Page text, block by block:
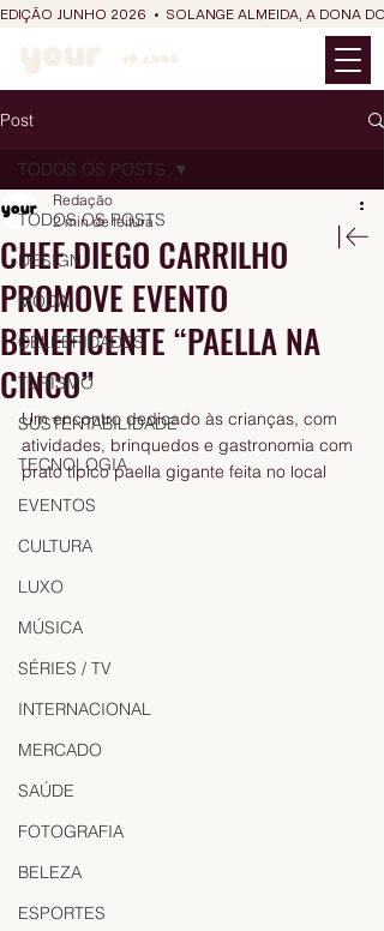
EDIÇÃO JUNHO 2026  •  SOLANGE ALMEIDA, A DONA
Post
TODOS OS POSTS
DESIGN
MODA
CELEBRIDADES
TURISMO
SUSTENTABILIDADE
TECNOLOGIA
EVENTOS
CULTURA
LUXO
MÚSICA
SÉRIES / TV
INTERNACIONAL
MERCADO
SAÚDE
FOTOGRAFIA
BELEZA
ESPORTES
TODOS OS POSTS
CHEF DIEGO CARRILHO
PROMOVE EVENTO
BENEFICENTE “PAELLA NA
CINCO”
Redação
2 min de leitura
Um encontro dedicado às crianças, com
atividades, brinquedos e gastronomia com
prato típico paella gigante feita no local